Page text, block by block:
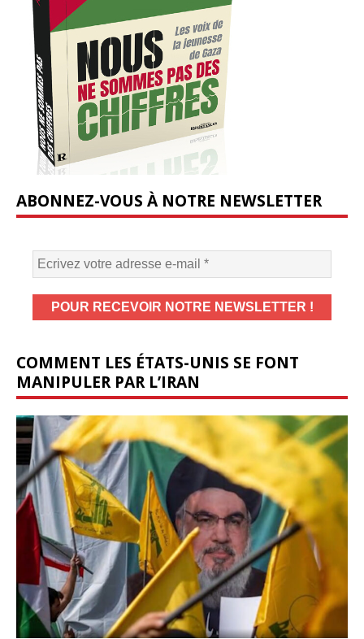
ABONNEZ-VOUS À NOTRE NEWSLETTER
COMMENT LES ÉTATS-UNIS SE FONT
MANIPULER PAR L’IRAN